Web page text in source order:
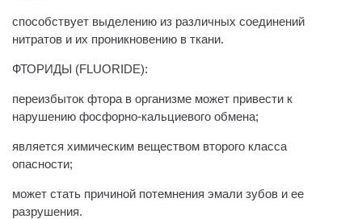
способствует выделению из различных соединений
нитратов и их проникновению в ткани.
ФТОРИДЫ (FLUORIDE):
переизбыток фтора в организме может привести к
нарушению фосфорно-кальциевого обмена;
является химическим веществом второго класса
опасности;
может стать причиной потемнения эмали зубов и ее
разрушения.